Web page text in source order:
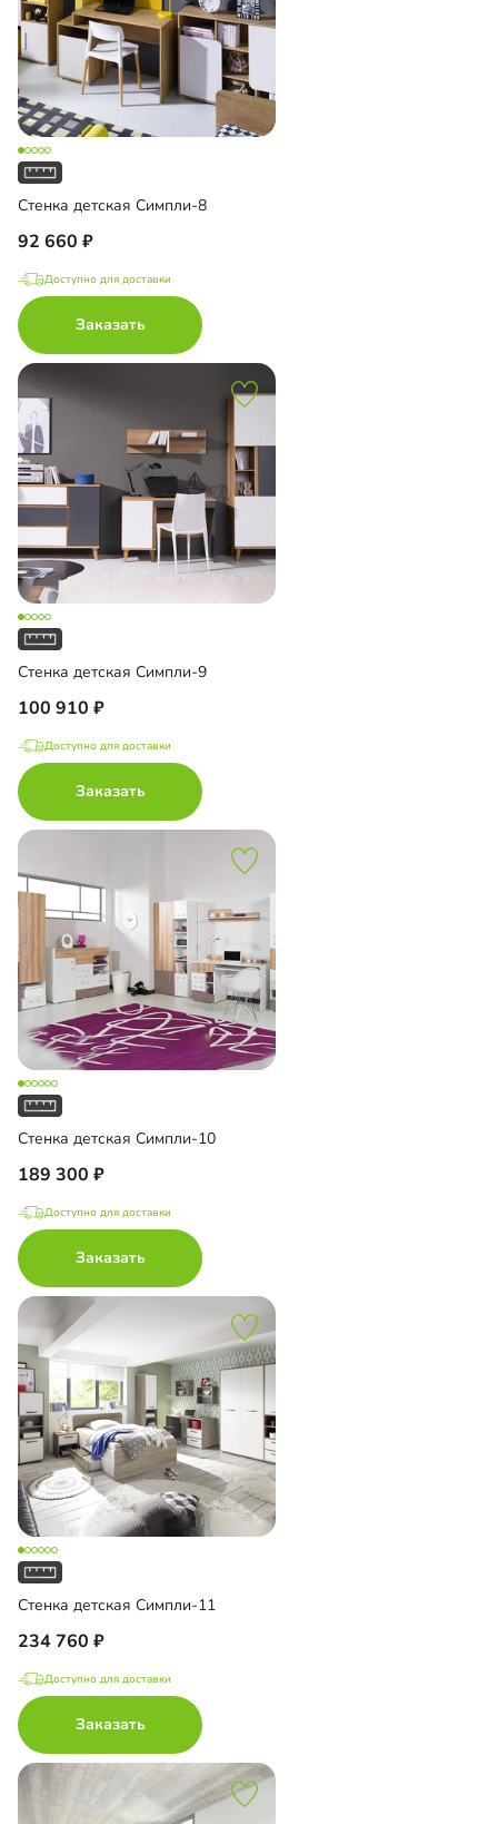
Стенка детская Симпли-8
92 660
Доступно для доставки
Заказать
Стенка детская Симпли-9
100 910
Доступно для доставки
Заказать
Стенка детская Симпли-10
189 300
Доступно для доставки
Заказать
Стенка детская Симпли-11
234 760
Доступно для доставки
Заказать